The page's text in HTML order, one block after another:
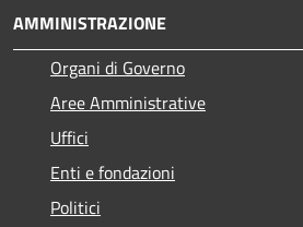
AMMINISTRAZIONE
Organi di Governo
Aree Amministrative
Uffici
Enti e fondazioni
Politici